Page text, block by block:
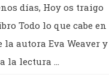
días, Hoy os traigo
Todo lo que cabe en
autora Eva Weaver y
la lectura ...